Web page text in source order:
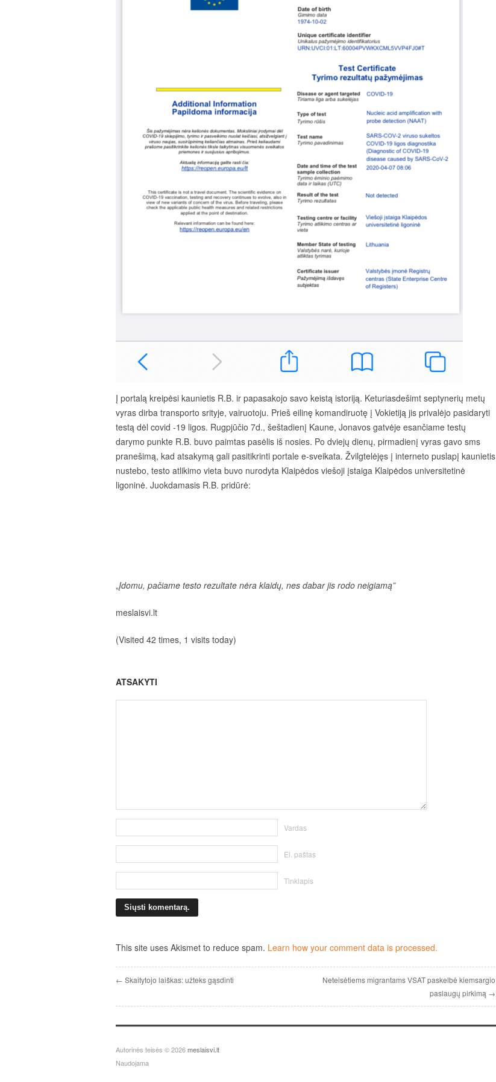
Į portalą kreipėsi kaunietis R.B. ir papasakojo savo keistą istoriją. Keturiasdešimt septynerių metų
vyras dirba transporto srityje, vairuotoju. Prieš eilinę komandiruotę į Vokietiją jis privalėjo pasidaryti
testą dėl covid -19 ligos. Rugpjūčio 7d., šeštadienį Kaune, Jonavos gatvėje esančiame testų
darymo punkte R.B. buvo paimtas pasėlis iš nosies. Po dviejų dienų, pirmadienį vyras gavo sms
pranešimą, kad atsakymą gali pasitikrinti portale e-sveikata. Žvilgtelėjęs į interneto puslapį kaunietis
nustebo, testo atlikimo vieta buvo nurodyta Klaipėdos viešoji įstaiga Klaipėdos universitetinė
ligoninė. Juokdamasis R.B. pridūrė:
„Įdomu, pačiame testo rezultate nėra klaidų, nes dabar jis rodo neigiamą”
meslaisvi.lt
(Visited 42 times, 1 visits today)
ATSAKYTI
Vardas
El. paštas
Tinklapis
This site uses Akismet to reduce spam. Learn how your comment data is processed.
← Skaitytojo laiškas: užteks gąsdinti
Neteisėtiems migrantams VSAT paskelbė kiemsargio
paslaugų pirkimą →
Autorinės teisės © 2026meslaisvi.lt
Naudojama